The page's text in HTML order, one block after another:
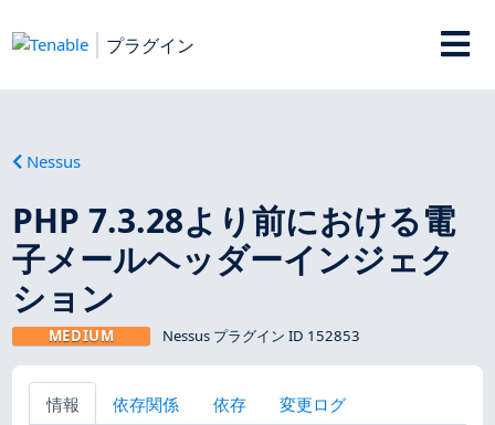
プラグイン
Nessus
PHP 7.3.28より前における電
子メールヘッダーインジェク
ション
MEDIUM Nessus プラグイン ID 152853
情報 依存関係 依存 変更ログ